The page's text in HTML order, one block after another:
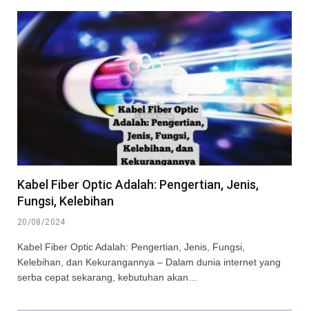
Kabel Fiber Optic Adalah: Pengertian, Jenis,
Fungsi, Kelebihan
20/08/2024
Kabel Fiber Optic Adalah: Pengertian, Jenis, Fungsi,
Kelebihan, dan Kekurangannya – Dalam dunia internet yang
serba cepat sekarang, kebutuhan akan…